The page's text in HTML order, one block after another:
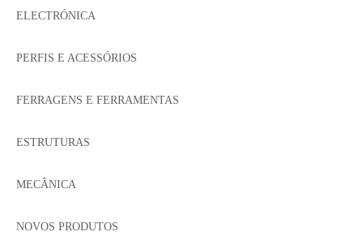
ELECTRÓNICA
PERFIS E ACESSÓRIOS
FERRAGENS E FERRAMENTAS
ESTRUTURAS
MECÂNICA
NOVOS PRODUTOS